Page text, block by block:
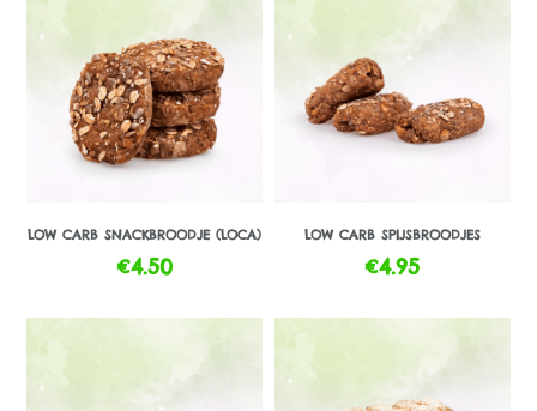
LOW CARB SNACKBROODJE (LOCA)
€4.50
LOW CARB SPIJSBROODJES
€4.95